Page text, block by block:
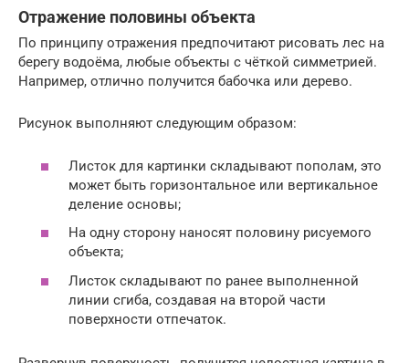
Отражение половины объекта
По принципу отражения предпочитают рисовать лес на
берегу водоёма, любые объекты с чёткой симметрией.
Например, отлично получится бабочка или дерево.
Рисунок выполняют следующим образом:
Листок для картинки складывают пополам, это
может быть горизонтальное или вертикальное
деление основы;
На одну сторону наносят половину рисуемого
объекта;
Листок складывают по ранее выполненной
линии сгиба, создавая на второй части
поверхности отпечаток.